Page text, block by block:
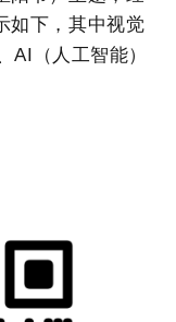
如下，其中视觉
AI（人工智能）